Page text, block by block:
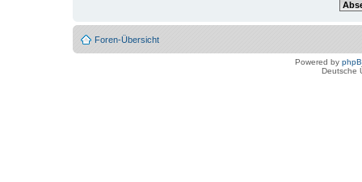
Foren-Übersicht
Powered by
Deutsche